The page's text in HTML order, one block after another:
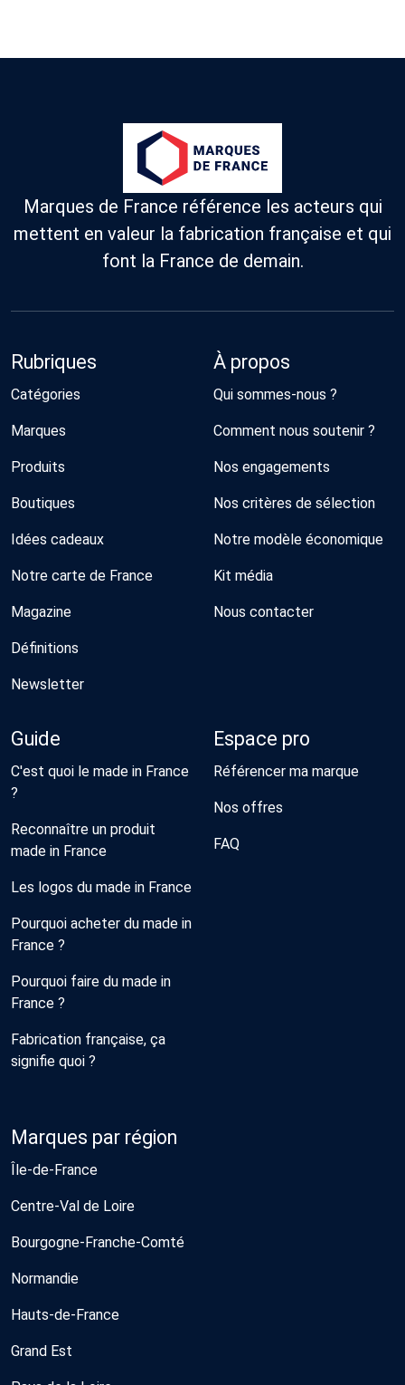
Marques de France référence les acteurs qui
mettent en valeur la fabrication française et qui
font la France de demain.
Rubriques
Catégories
Marques
Produits
Boutiques
Idées cadeaux
Notre carte de France
Magazine
Définitions
Newsletter
À propos
Qui sommes-nous ?
Comment nous soutenir ?
Nos engagements
Nos critères de sélection
Notre modèle économique
Kit média
Nous contacter
Guide
C'est quoi le made in France
?
Reconnaître un produit
made in France
Les logos du made in France
Pourquoi acheter du made in
France ?
Pourquoi faire du made in
France ?
Fabrication française, ça
signifie quoi ?
Espace pro
Référencer ma marque
Nos offres
FAQ
Marques par région
Île-de-France
Centre-Val de Loire
Bourgogne-Franche-Comté
Normandie
Hauts-de-France
Grand Est